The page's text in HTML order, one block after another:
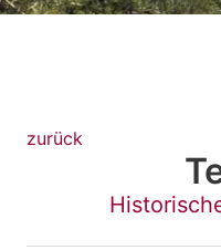
zurück